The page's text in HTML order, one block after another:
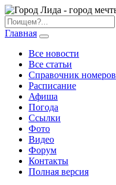
Главная
Все новости
Все статьи
Справочник номеров
Расписание
Афиша
Погода
Ссылки
Фото
Видео
Форум
Контакты
Полная версия